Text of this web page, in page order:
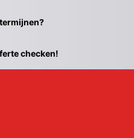
checken!